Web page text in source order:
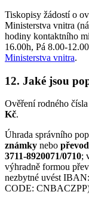
Tiskopisy žádostí o
Ministerstva vnitra
hodiny kontaktního
16.00h, Pá 8.00-
Ministerstva vnitra.
12. Jaké jsou
Ověření rodného čísla
Kč.
Úhrada správního
známky nebo
3711-8920071/0710;
výhradně formou
nezbytné uvést
CODE: